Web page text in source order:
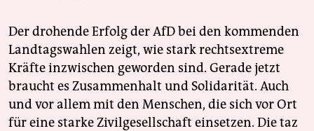
Der drohende Erfolg der AfD bei den kommenden
Landtagswahlen zeigt, wie stark rechtsextreme
Kräfte inzwischen geworden sind. Gerade jetzt
braucht es Zusammenhalt und Solidarität. Auch
und vor allem mit den Menschen, die sich vor Ort
für eine starke Zivilgesellschaft einsetzen. Die taz